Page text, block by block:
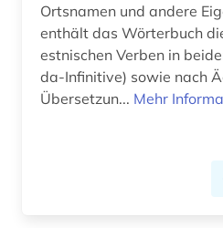
Ortsnamen und andere
enthält das Wörterbuch
estnischen Verben in
da-Infinitive) sowie nach
Übersetzun... Mehr